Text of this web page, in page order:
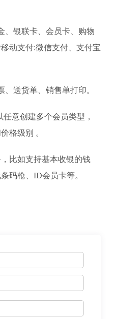
银联卡、会员卡、购物
动支付:微信支付、支付宝
送货单、销售单打印。
意创建多个会员类型，
格级别 。
比如支持基本收银的钱
码枪、ID会员卡等。